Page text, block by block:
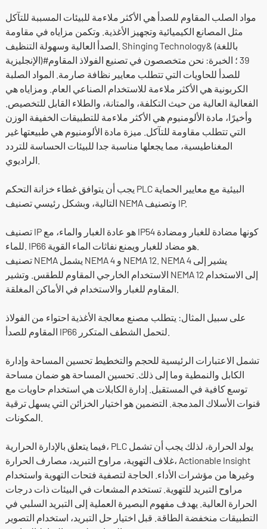
مواد الصلب المقاوم للصدأ هي الأكثر ملاءمة للبيئات المسببة للتآكل
مثل المصانع الكيميائية وتجهيز الأغذية. وتكمن مزاياه في مقاومة
الصدأ العالية وسهولة التنظيف. Shinging Technology& (باللغة
الإنجليزية)#39 ؛ الخبرة: نحن متخصصون في تصنيع الفولاذ المقاوم
للصدأ للحاويات التي تتطلب معايير نظافة صارمة. المواد الصلبة
الكربونية هي الأكثر ملاءمة للاستخدام الصناعي العام. ومزاياه هي
الفعالية العالية من حيث التكلفة، والمتانة، والطلاء القابل للتخصيص.
وأخيرًا، مادة الألومنيوم هي الأكثر ملاءمة للتطبيقات الخفيفة الوزن
التي تتطلب مقاومة للتآكل. ميزة مادة الألومنيوم هي طبيعتها غير
المغناطيسية، مما يجعلها مناسبة جدا للبيئات الحساسة للتردد
يجب أن يتوافق غطاء خزانة التحكم PLC البيئية مع معايير الحماية
التالية، وبشكل رئيسي تصنيف NEMA وتصنيف IP.
تصنيف IP هو عادة الغبار والماء، مع IP54 كونها مضادة للغبار ومضادة
للماء. IP66 هو مضاد للغبار ويمنع نفاثات الماء القوية.
تصنيف NEMA يشمل NEMA 4 و NEMA 12. NEMA 4 يشير إلى
الاستخدام الخارجي المقاوم للطقس. وتشير NEMA 12 إلى الاستخدام
على سبيل المثال: يتطلب مصنع معالجة الأغذية احتواء من الفولاذ
تشمل الاعتبارات الرئيسية للحجم والتخطيط تحسين المساحة وإدارة
الكابل والنمطية وما إلى ذلك. تحسين المساحة هو ضمان مساحة
توسع كافية في المستقبل. إدارة الكابلات هي استخدام حاويات مع
قنوات الأسلاك المدمجة. التضمين هو اختيار الخزائن التي يسهل ترقية
فيما يتعلق بالإدارة الحرارية، PLC يولد الحرارة، لذلك يجب أن تشمل
غلاف التهوية، مراوح التبريد، مصارف الحرارة، Actionable Insight
وغيرها من مؤشرات الأداء. الحاجة لتصفية فتحات التهوية واستخدام
مراوح التبريد للتهوية. تستخدم المشعات في البيئات ذات درجات
الحرارة العالية. يهدف مفهوم البصيرة العملية إلى التبريد السلبي في
التطبيقات منخفضة الطاقة. قبل اختيار حل التبريد، استخدام التصوير